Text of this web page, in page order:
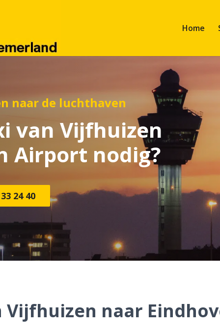
Home
naar de luchthaven
van Vijfhuizen
Airport nodig?
24 40
Vijfhuizen naar